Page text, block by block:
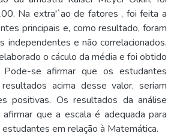
Na extra'`ao de fatores , foi feita a
principais e, como resultado, foram
independentes e não correlacionados.
o cáculo da média e foi obtido
se afirmar que os estudantes
acima desse valor, seriam
positivas. Os resultados da análise
que a escala é adequada para
em relação à Matemática.